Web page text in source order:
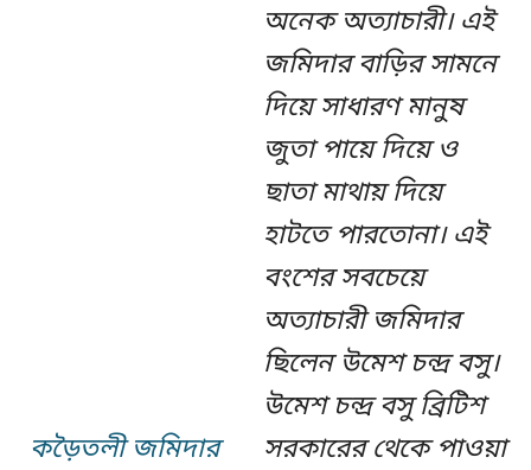
কড়ৈতলী জমিদার
অনেক অত্যাচারী। এই
জমিদার বাড়ির সামনে
দিয়ে সাধারণ মানুষ
জুতা পায়ে দিয়ে ও
ছাতা মাথায় দিয়ে
হাটতে পারতোনা। এই
বংশের সবচেয়ে
অত্যাচারী জমিদার
ছিলেন উমেশ চন্দ্র বসু।
উমেশ চন্দ্র বসু ব্রিটিশ
সরকারের থেকে পাওয়া